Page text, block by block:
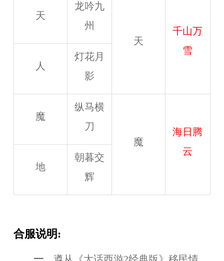
天
龙吟九
州
天
千山万
雪
人
灯花月
影
魔
纵马横
刀
魔
海日腾
云
地
朝暮交
辉
合服说明: